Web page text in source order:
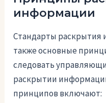
информации
Стандарты
также основные
следовать
раскрытии
принципов включают: